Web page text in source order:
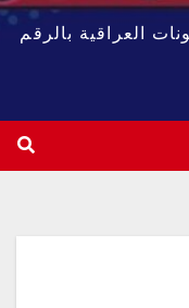
العراقية بالرقم